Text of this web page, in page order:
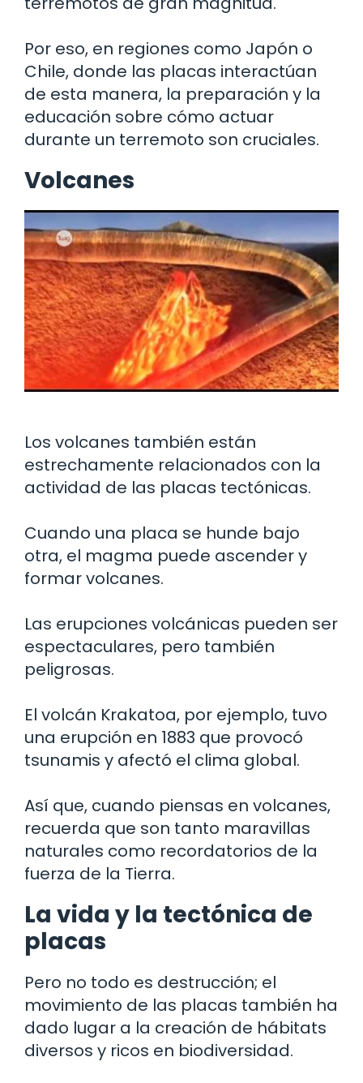
Por eso, en regiones como Japón o
Chile, donde las placas interactúan
de esta manera, la preparación y la
educación sobre cómo actuar
durante un terremoto son cruciales.
Volcanes
Los volcanes también están
estrechamente relacionados con la
actividad de las placas tectónicas.
Cuando una placa se hunde bajo
otra, el magma puede ascender y
formar volcanes.
Las erupciones volcánicas pueden ser
espectaculares, pero también
peligrosas.
El volcán Krakatoa, por ejemplo, tuvo
una erupción en 1883 que provocó
tsunamis y afectó el clima global.
Así que, cuando piensas en volcanes,
recuerda que son tanto maravillas
naturales como recordatorios de la
fuerza de la Tierra.
La vida y la tectónica de
placas
Pero no todo es destrucción; el
movimiento de las placas también ha
dado lugar a la creación de hábitats
diversos y ricos en biodiversidad.